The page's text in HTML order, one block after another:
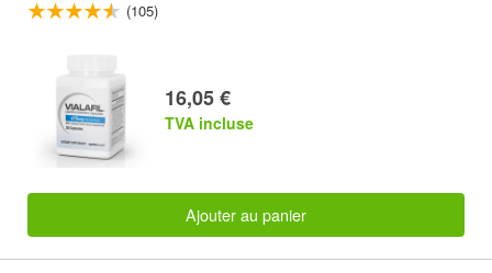
(105)
16,05 €
TVA incluse
Ajouter au panier